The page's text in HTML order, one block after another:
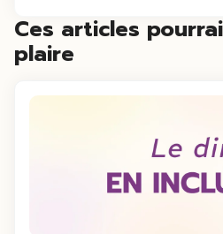
Ces articles
plaire